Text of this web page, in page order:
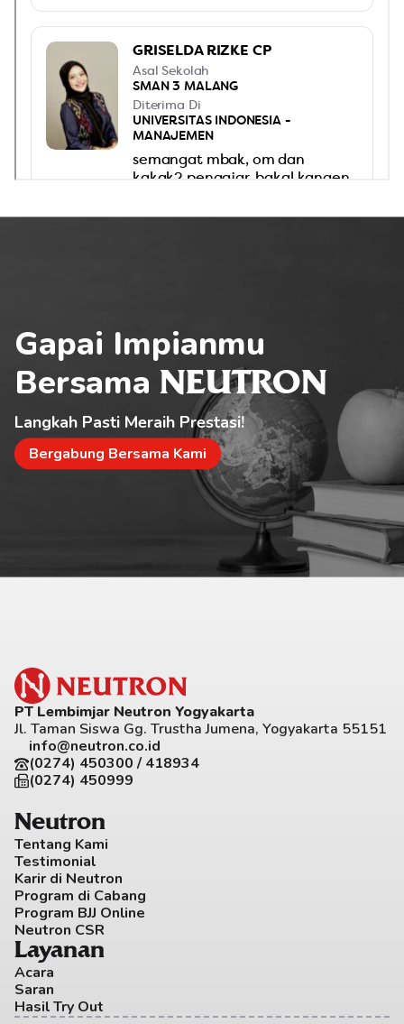
Gapai Impianmu
Bersama NEUTRON
Langkah Pasti Meraih Prestasi!
Bergabung Bersama Kami
PT Lembimjar Neutron Yogyakarta
Jl. Taman Siswa Gg. Trustha Jumena, Yogyakarta 55151
info@neutron.co.id
(0274) 450300 / 418934
(0274) 450999
Neutron
Tentang Kami
Testimonial
Karir di Neutron
Program di Cabang
Program BJJ Online
Neutron CSR
Layanan
Acara
Saran
Hasil Try Out